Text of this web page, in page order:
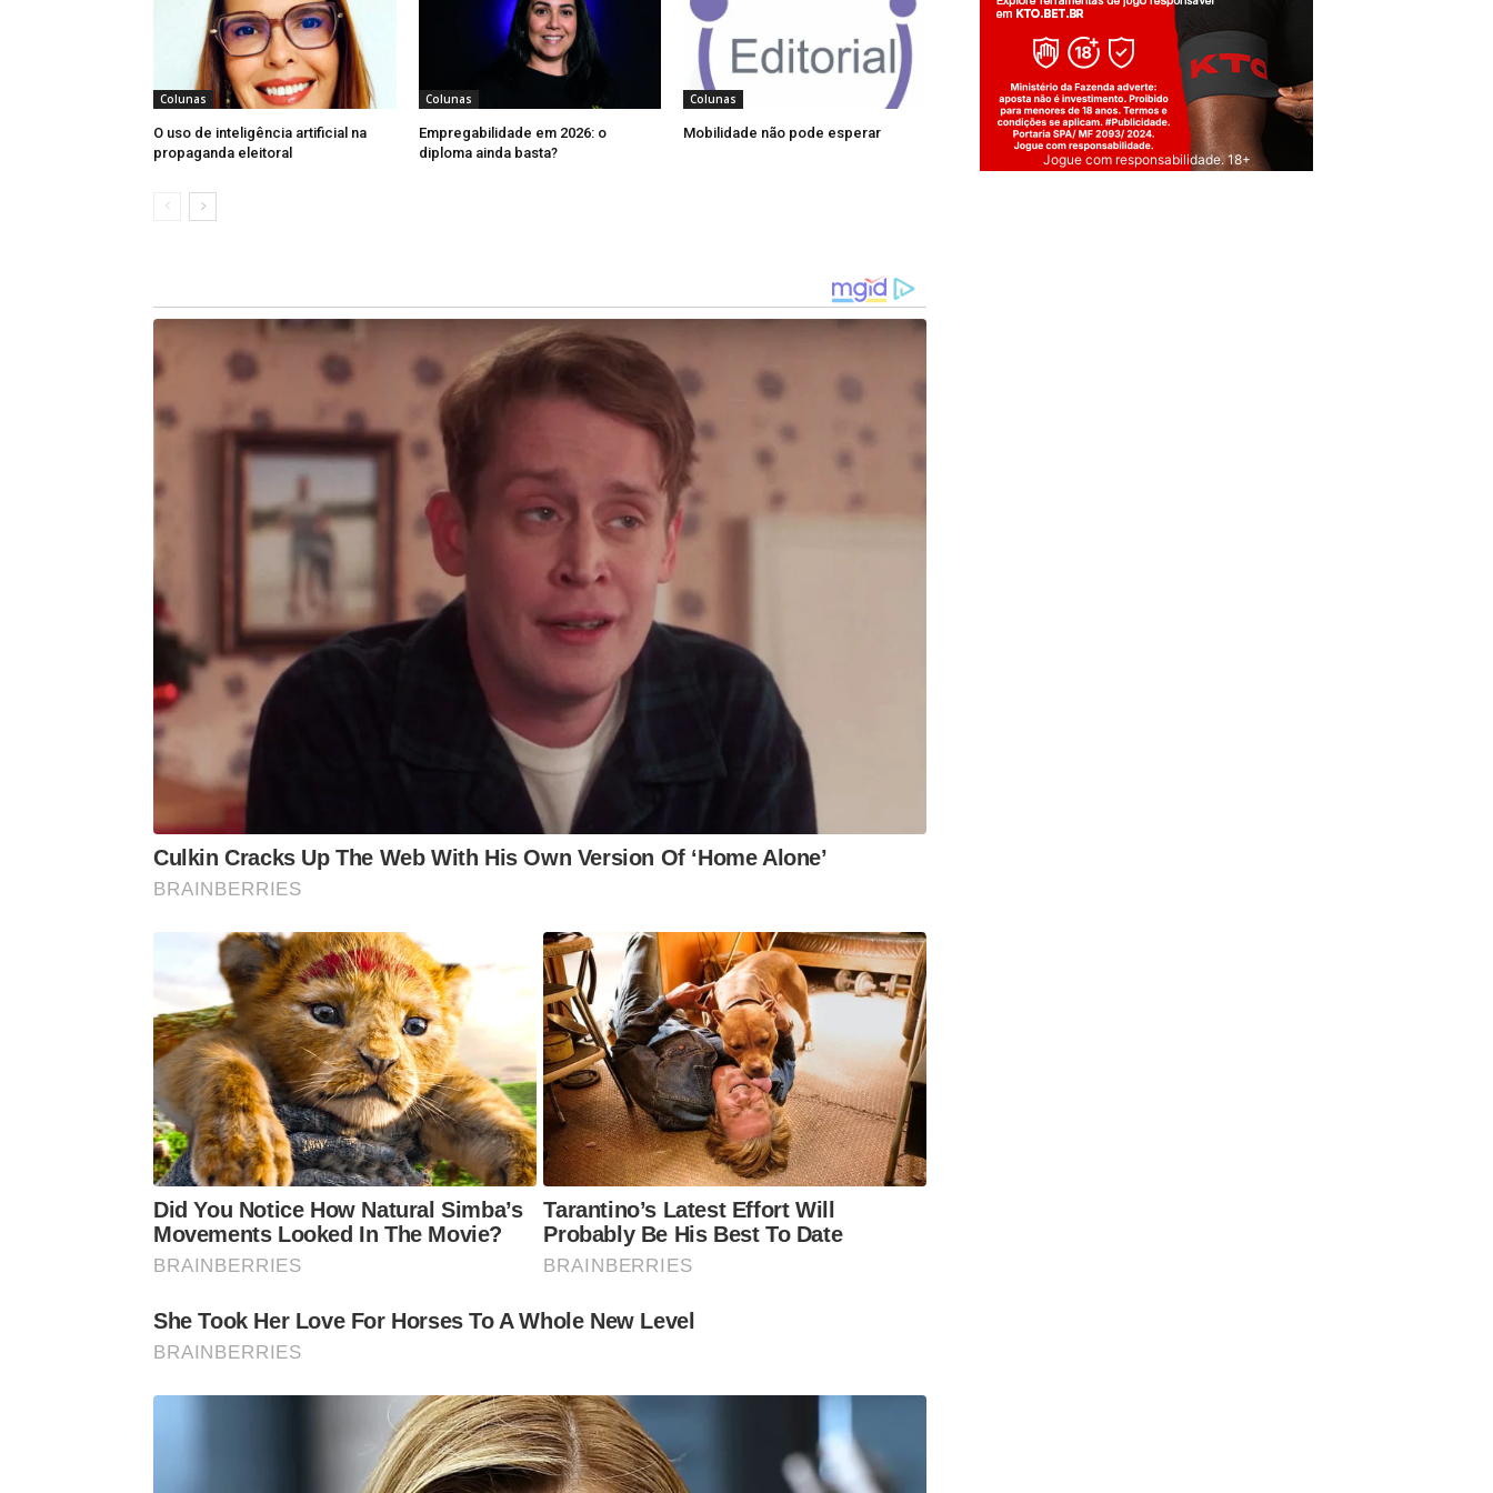
Dessa forma, espera-se que a “Agenda Viva” continue avançando como um
compromisso de todos: poder público, iniciativa privada e sociedade civil. Somente
com a união desses atores será possível transformar as diretrizes do documento em
social e cultural da cidade. Significa, ainda, atuar de forma planejada na melhoria da
organizado e eficiente. Além disso, o incentivo à cultura, ao esporte e à educação
deve ser prioridade.
A cidade já tem um norte bem definido e agora precisa garantir que as metas sejam
cumpridas. O melhor presente para João Monlevade em seus 61 anos é a certeza de
que sua população não apenas sonha com uma cidade melhor, mas trabalha
ativamente para isso. A “Agenda Viva” não deve ser um documento arquivado, mas
sim um plano em constante execução e aprimoramento. Viva João Monlevade.
Colunas
O uso de inteligência artificial na
propaganda eleitoral
Colunas
Empregabilidade em 2026: o
diploma ainda basta?
Colunas
Mobilidade não pode esperar
Culkin Cracks Up The Web With His Own Version Of ‘Home Alone’
BRAINBERRIES
Did You Notice How Natural Simba’s
Movements Looked In The Movie?
BRAINBERRIES
Tarantino’s Latest Effort Will
Probably Be His Best To Date
BRAINBERRIES
She Took Her Love For Horses To A Whole New Level
BRAINBERRIES
Jogue com responsabilidade. 18+